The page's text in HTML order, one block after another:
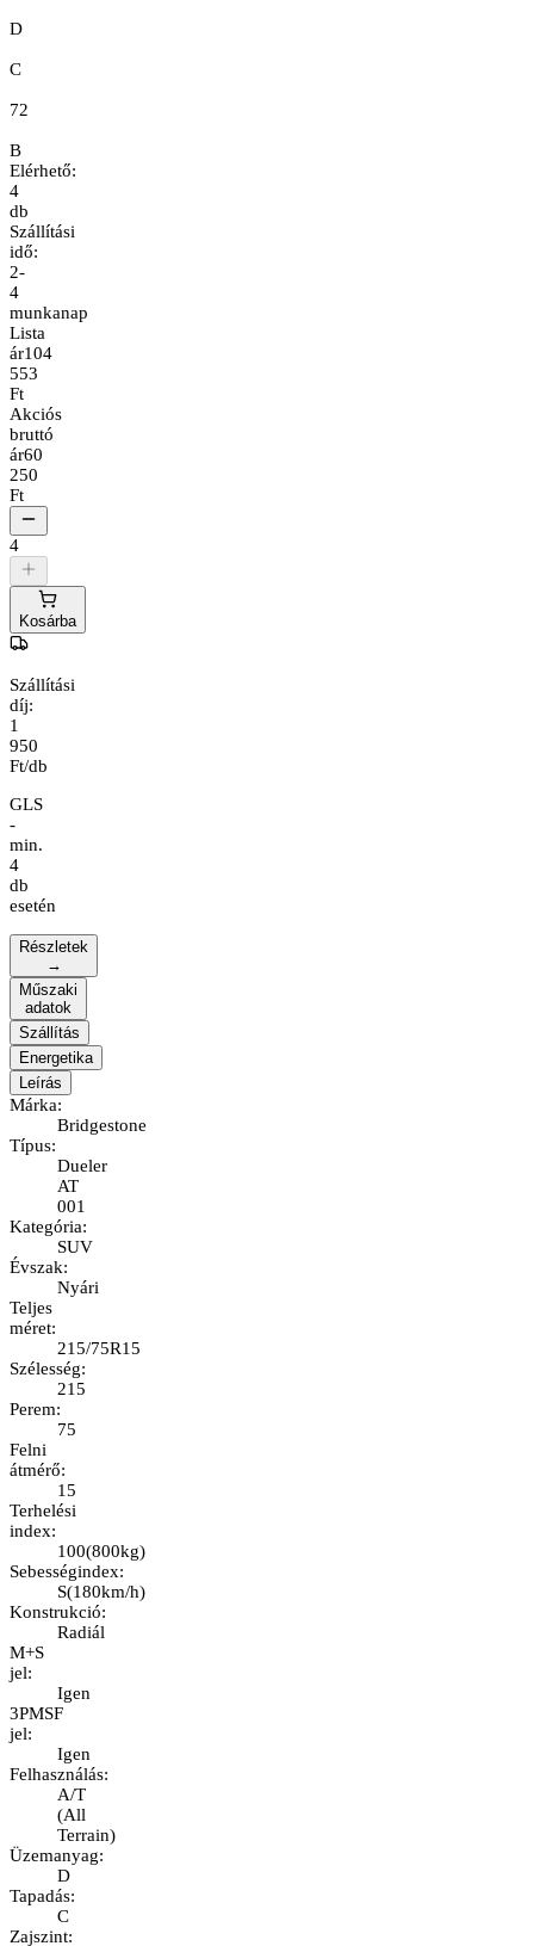
D
C
72
B
Elérhető:
4
db
Szállítási
idő:
2-
4
munkanap
Lista
ár104
553
Ft
Akciós
bruttó
ár60
250
Ft
4
Kosárba
Szállítási
díj:
1
950
Ft/db
GLS
-
min.
4
db
esetén
Részletek
→
Műszaki
adatok
Szállítás
Energetika
Leírás
Márka:
Bridgestone
Típus:
Dueler
AT
001
Kategória:
SUV
Évszak:
Nyári
Teljes
méret:
215/75R15
Szélesség:
215
Perem:
75
Felni
átmérő:
15
Terhelési
index:
100(800kg)
Sebességindex:
S(180km/h)
Konstrukció:
Radiál
M+S
jel:
Igen
3PMSF
jel:
Igen
Felhasználás:
A/T
(All
Terrain)
Üzemanyag:
D
Tapadás:
C
Zajszint: